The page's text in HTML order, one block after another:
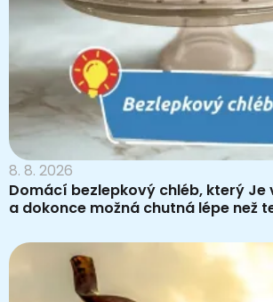
8. 8. 2026
Domácí bezlepkový chléb, který Je
a dokonce možná chutná lépe než